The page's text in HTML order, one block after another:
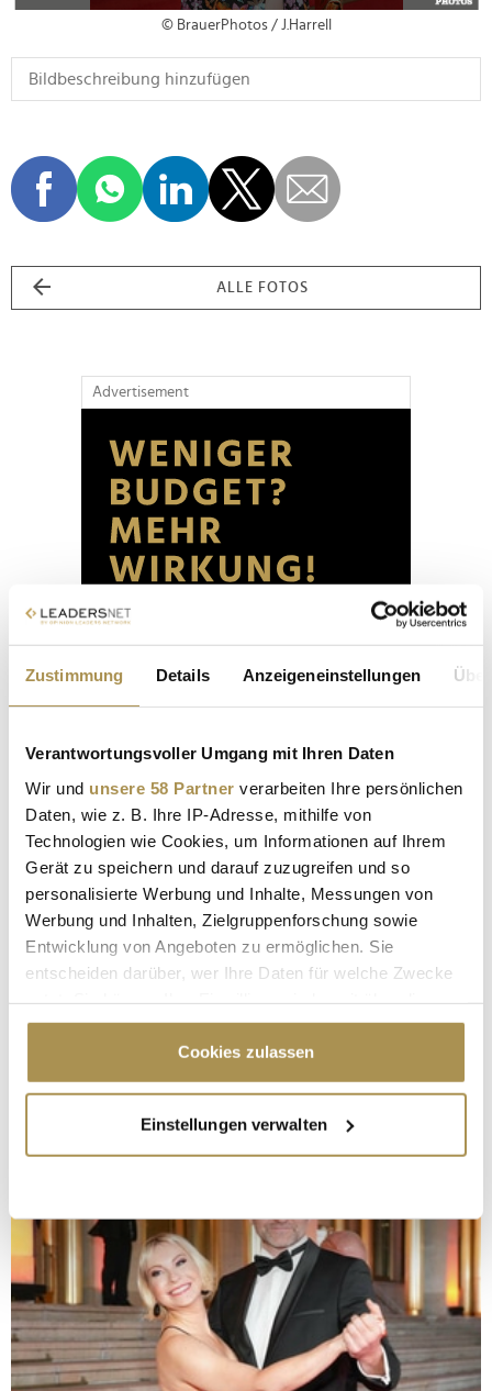
Zustimmung Details Anzeigeneinstellungen
Verantwortungsvoller Umgang mit Ihren Daten
Wir und unsere 58 Partner verarbeiten Ihre persönlichen
Daten, wie z. B. Ihre IP-Adresse, mithilfe von
Technologien wie Cookies, um Informationen auf Ihrem
Gerät zu speichern und darauf zuzugreifen und so
personalisierte Werbung und Inhalte, Messungen von
Werbung und Inhalten, Zielgruppenforschung sowie
Entwicklung von Angeboten zu ermöglichen. Sie
entscheiden darüber, wer Ihre Daten für welche Zwecke
Cookie-Erklärung oder durch Klicken auf das Privacy
Trigger Symbol ändern oder widerrufen
Informationen über Ihre geografische Lage
erfassen, welche bis auf einige Meter genau sein
bestimmten Merkmalen (Fingerprinting) identifizieren
Erfahren Sie mehr darüber, wie Ihre persönlichen Daten
verarbeitet werden, und legen Sie Ihre Präferenzen im
Abschnitt Einzelheitenfest.
Wir verwenden Cookies, um Inhalte und Anzeigen zu
Cookies zulassen
Einstellungen verwalten
© BrauerPhotos / J.Harrell
ALLE FOTOS
Advertisement